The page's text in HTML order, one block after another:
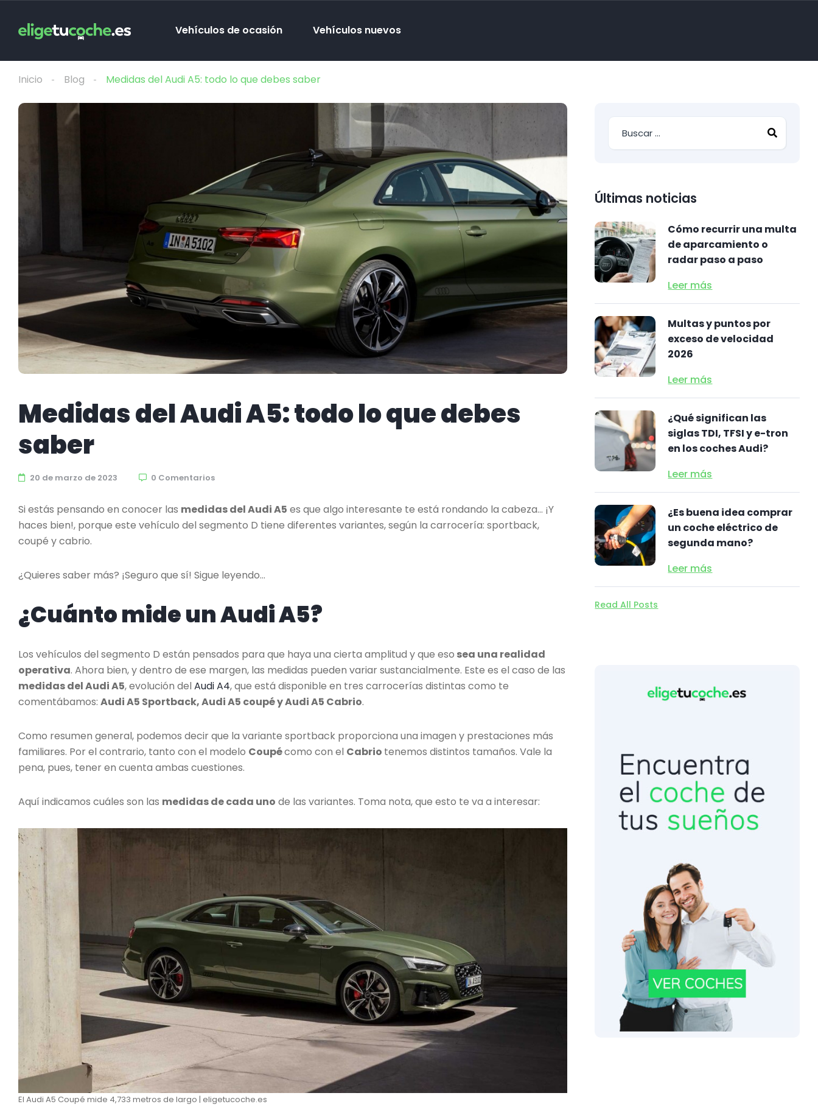
Vehículos de ocasión Vehículos nuevos
Inicio Blog Medidas del Audi A5: todo lo que debes saber
Medidas del Audi A5: todo lo que debes
saber
20 de marzo de 2023 0 Comentarios
Si estás pensando en conocer las medidas del Audi A5 es que algo interesante te está rondando la cabeza… ¡Y
haces bien!, porque este vehículo del segmento D tiene diferentes variantes, según la carrocería: sportback,
coupé y cabrio.
¿Quieres saber más? ¡Seguro que sí! Sigue leyendo…
¿Cuánto mide un Audi A5?
Los vehículos del segmento D están pensados para que haya una cierta amplitud y que eso sea una realidad
operativa. Ahora bien, y dentro de ese margen, las medidas pueden variar sustancialmente. Este es el caso de las
medidas del Audi A5, evolución del Audi A4, que está disponible en tres carrocerías distintas como te
comentábamos: Audi A5 Sportback, Audi A5 coupé y Audi A5 Cabrio.
Como resumen general, podemos decir que la variante sportback proporciona una imagen y prestaciones más
familiares. Por el contrario, tanto con el modelo Coupécomo con el Cabrio tenemos distintos tamaños. Vale la
pena, pues, tener en cuenta ambas cuestiones.
Aquí indicamos cuáles son las medidas de cada uno de las variantes. Toma nota, que esto te va a interesar:
El Audi A5 Coupé mide 4,733 metros de largo | eligetucoche.es
Últimas noticias
Cómo recurrir una multa
de aparcamiento o
radar paso a paso
Leer más
Multas y puntos por
exceso de velocidad
2026
Leer más
¿Qué significan las
siglas TDI, TFSI y e-tron
en los coches Audi?
Leer más
¿Es buena idea comprar
un coche eléctrico de
segunda mano?
Leer más
Read All Posts